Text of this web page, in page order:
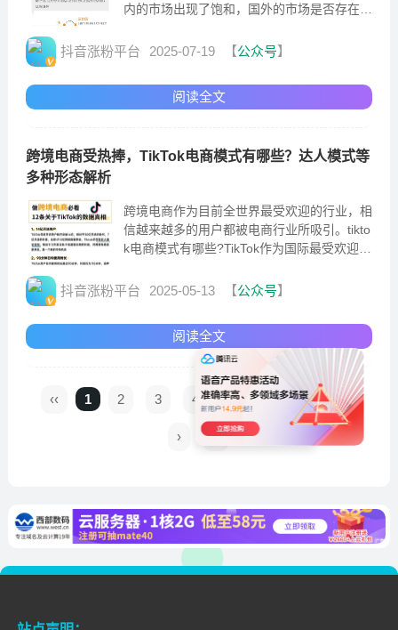
内的市场出现了饱和，国外的市场是否存在机
抖音涨粉平台 2025-07-19 【公众号】
阅读全文
跨境电商受热捧，TikTok电商模式有哪些？达人模式等
多种形态解析
跨境电商作为目前全世界最受欢迎的行业，相
信越来越多的用户都被电商行业所吸引。tikto
k电商模式有哪些?TikTok作为国际最受欢迎的
抖音涨粉平台 2025-05-13 【公众号】
阅读全文
‹‹ 1 2 3 4 5 6 7 8
› ››